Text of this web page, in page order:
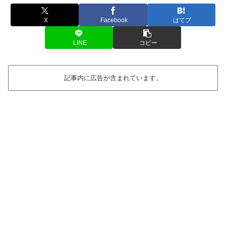
X Facebook はてブ
LINE コピー
記事内に広告が含まれています。